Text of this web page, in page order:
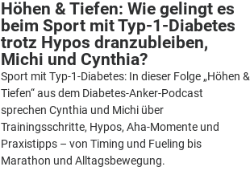
Höhen & Tiefen: Wie gelingt es
beim Sport mit Typ-1-Diabetes
trotz Hypos dranzubleiben,
Michi und Cynthia?
Sport mit Typ-1-Diabetes: In dieser Folge „Höhen &
Tiefen“ aus dem Diabetes-Anker-Podcast
sprechen Cynthia und Michi über
Trainingsschritte, Hypos, Aha-Momente und
Praxistipps – von Timing und Fueling bis
Marathon und Alltagsbewegung.